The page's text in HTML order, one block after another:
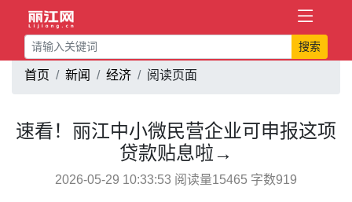
搜索
首页 新闻 经济 阅读页面
速看！丽江中小微民营企业可申报这项
贷款贴息啦→
2026-05-29 10:33:53 阅读量15465 字数919